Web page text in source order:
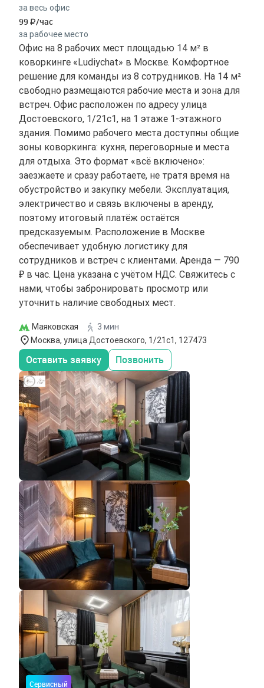
за весь офис
99 /час
за рабочее место
Офис на 8 рабочих мест площадью 14 м² в
коворкинге «Ludiychat» в Москве. Комфортное
решение для команды из 8 сотрудников. На 14 м²
свободно размещаются рабочие места и зона для
встреч. Офис расположен по адресу улица
Достоевского, 1/21с1, на 1 этаже 1-этажного
здания. Помимо рабочего места доступны общие
зоны коворкинга: кухня, переговорные и места
для отдыха. Это формат «всё включено»:
заезжаете и сразу работаете, не тратя время на
обустройство и закупку мебели. Эксплуатация,
электричество и связь включены в аренду,
поэтому итоговый платёж остаётся
предсказуемым. Расположение в Москве
обеспечивает удобную логистику для
сотрудников и встреч с клиентами. Аренда — 790
₽ в час. Цена указана с учётом НДС. Свяжитесь с
нами, чтобы забронировать просмотр или
уточнить наличие свободных мест.
Маяковская
3 мин
Москва, улица Достоевского, 1/21с1, 127473
Оставить заявку Позвонить
Сервисный